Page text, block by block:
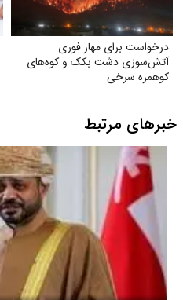
درخواست برای مهار فوری
آتش‌سوزی دشت بکک و کوه‌های
کوهمره‌ سرخی
خبرهای مرتبط